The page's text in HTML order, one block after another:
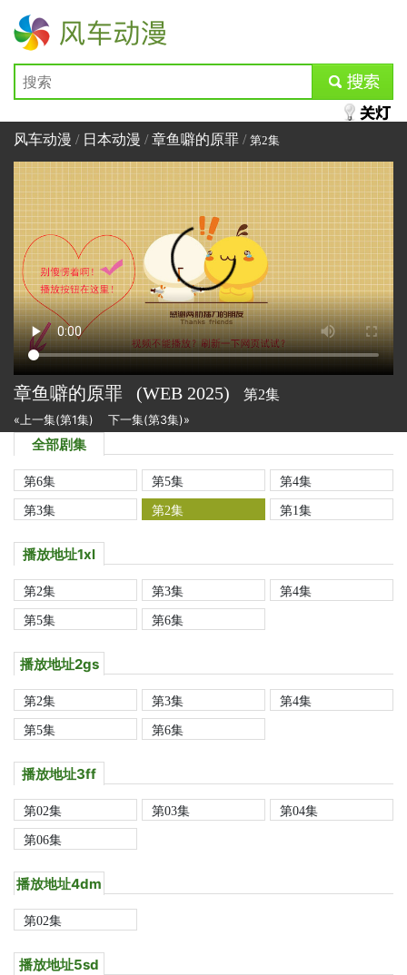
风车动漫
submit
风车动漫 / 日本动漫 /章鱼噼的原罪 / 第2集
章鱼噼的原罪 (WEB 2025) 第2集
«上一集(第1集) 下一集(第3集)»
全部剧集
第6集 第5集
第4集
第3集
第2集 第1集
播放地址1xl
第2集 第3集
第4集
第5集
第6集
播放地址2gs
第2集 第3集
第4集
第5集
第6集
播放地址3ff
第02集 第03集
第04集
第06集
播放地址4dm
第02集
播放地址5sd